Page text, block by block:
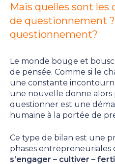
Mais quelles sont les
de questionnement
questionnement?
Le monde bouge et
de pensée. Comme si le
une constante
une nouvelle donne alors
questionner est une
humaine à la portée de
Ce type de bilan est une
phases entrepreneuriales
s’engager – cultiver –